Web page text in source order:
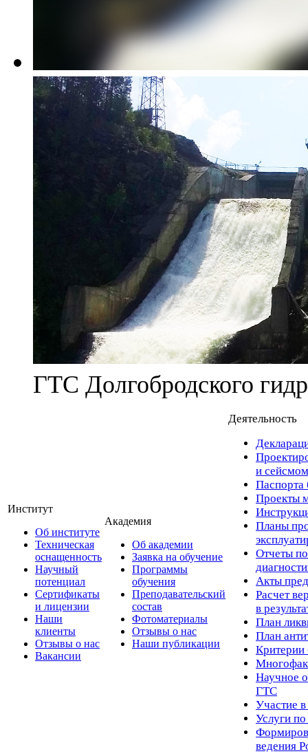
ГТС Долгобродского
Институт
Об институте
Техническая
оснащенность
Научный
потенциал
Сертификаты
и лицензии
Наши
клиенты
Отзывы о нас
Вакансии
Академия
Об академии
Заявка на обучение
Программы
обучения
Преподавательский
состав
Фотоматериалы
Отзывы о нас
Наши публикации
Деятельность
и
Паспорта
Проекты
Планы
Отчеты по
Акты
Расчет
в
План
План
Критерии
Научное
ГТС
Участие
Услуги
ведения